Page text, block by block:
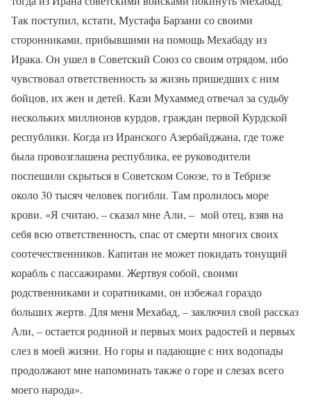
Так поступил, кстати, Мустафа Барзани со своими
сторонниками, прибывшими на помощь Мехабаду из
Ирака. Он ушел в Советский Союз со своим отрядом, ибо
чувствовал ответственность за жизнь пришедших с ним
бойцов, их жен и детей. Кази Мухаммед отвечал за судьбу
нескольких миллионов курдов, граждан первой Курдской
республики. Когда из Иранского Азербайджана, где тоже
была провозглашена республика, ее руководители
поспешили скрыться в Советском Союзе, то в Тебризе
около 30 тысяч человек погибли. Там пролилось море
крови. «Я считаю, – сказал мне Али, – мой отец, взяв на
себя всю ответственность, спас от смерти многих своих
соотечественников. Капитан не может покидать тонущий
корабль с пассажирами. Жертвуя собой, своими
родственниками и соратниками, он избежал гораздо
больших жертв. Для меня Мехабад, – заключил свой рассказ
Али, – остается родиной и первых моих радостей и первых
слез в моей жизни. Но горы и падающие с них водопады
продолжают мне напоминать также о горе и слезах всего
моего народа».